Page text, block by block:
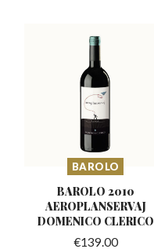
BAROLO
BAROLO 2010
AEROPLANSERVAJ
DOMENICO CLERICO
€139.00